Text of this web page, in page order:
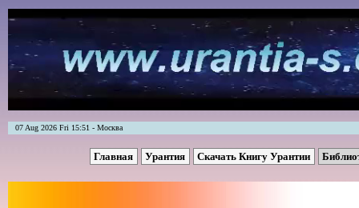
07 Aug 2026 Fri 15:51 - Москва
Главная Урантия Скачать Книгу Урантии